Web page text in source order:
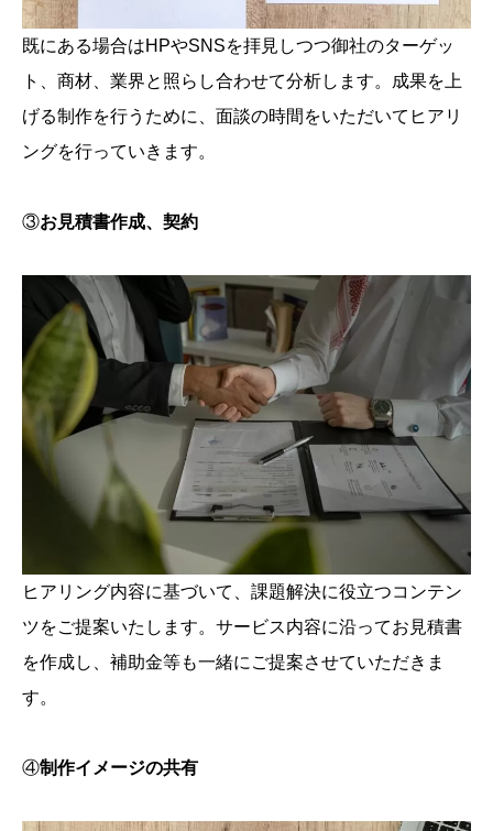
既にある場合はHPやSNSを拝見しつつ御社のターゲッ
ト、商材、業界と照らし合わせて分析します。成果を上
げる制作を行うために、面談の時間をいただいてヒアリ
ングを行っていきます。
③お見積書作成、契約
ヒアリング内容に基づいて、課題解決に役立つコンテン
ツをご提案いたします。サービス内容に沿ってお見積書
を作成し、補助金等も一緒にご提案させていただきま
す。
④制作イメージの共有